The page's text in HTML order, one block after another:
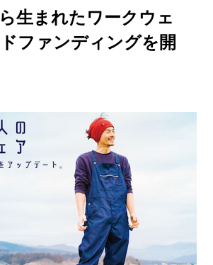
生まれたワークウェ
ファンディングを開